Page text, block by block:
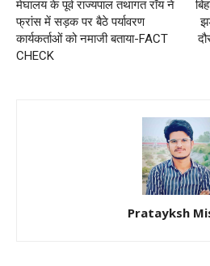
मेघालय के पूर्व राज्यपाल तथागत रॉय ने
फ्रांस में सड़क पर बैठे पर्यावरण
कार्यकर्ताओं को नमाजी बताया-FACT
CHECK
Pratayksh